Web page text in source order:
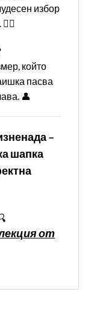
избор
🏌️‍♂️
който
пасва
👤
–
шапка
от